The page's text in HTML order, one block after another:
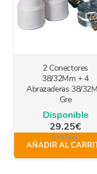
2 Conectores
38/32Mm + 4
Abrazaderas 38/
Gre
Disponible
29.25€
IVA Incl.
AÑADIR AL